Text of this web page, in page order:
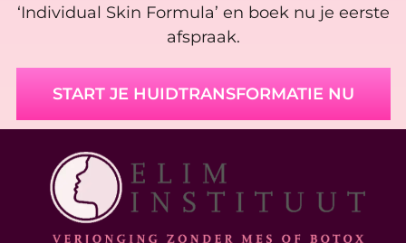
‘Individual Skin Formula’ en boek nu je eerste
afspraak.
START JE HUIDTRANSFORMATIE NU